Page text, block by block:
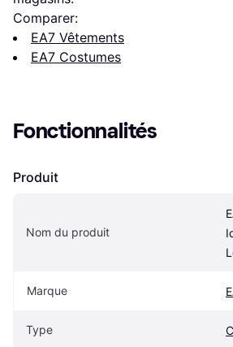
Comparer:
EA7 Vêtements
EA7 Costumes
Fonctionnalités
Produit
Nom du produit
Marque
Type